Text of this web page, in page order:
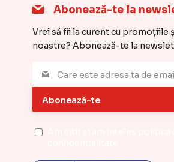
Abonează-te la
Vrei să fii la curent cu promoțiile
noastre? Abonează-te la
Abonează-te